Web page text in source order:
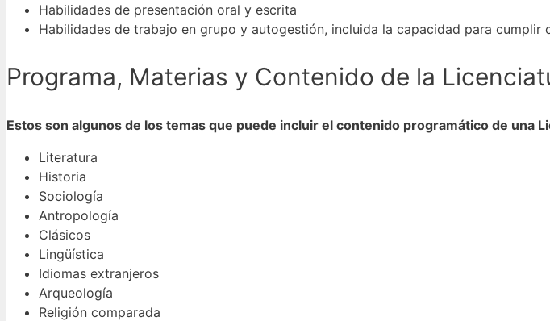
Habilidades de presentación oral y escrita
Habilidades de trabajo en grupo y autogestión, incluida la capacidad para cumplir
Programa, Materias y Contenido de la
Estos son algunos de los temas que puede incluir el contenido programático de una
Literatura
Historia
Sociología
Antropología
Clásicos
Lingüística
Idiomas extranjeros
Arqueología
Religión comparada